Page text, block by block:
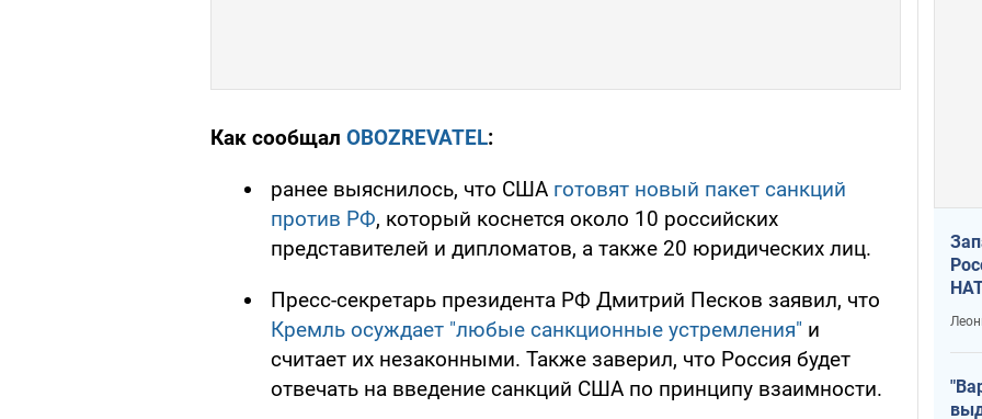
Как сообщал OBOZREVATEL:
ранее выяснилось, что США готовят новый пакет санкций
против РФ, который коснется около 10 российских
представителей и дипломатов, а также 20 юридических лиц.
Пресс-секретарь президента РФ Дмитрий Песков заявил, что
Кремль осуждает "любые санкционные устремления" и
считает их незаконными. Также заверил, что Россия будет
отвечать на введение санкций США по принципу взаимности.